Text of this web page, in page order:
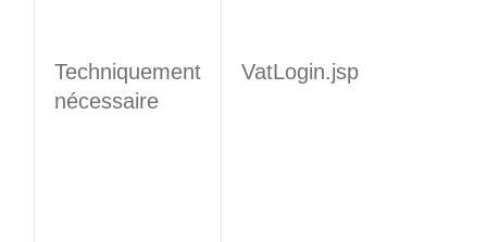
Techniquement
nécessaire
VatLogin.jsp